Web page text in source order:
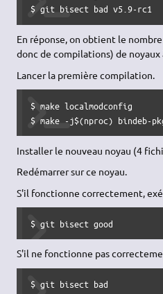
$ git bisect bad v5.9-rc1
En réponse, on obtient le
donc de compilations) de noyaux
Lancer la première compilation.
$ make localmodconfig
$ make -j$(nproc) bindeb-
Installer le nouveau noyau (4
Redémarrer sur ce noyau.
S'il fonctionne correctement,
$ git bisect good
S'il ne fonctionne pas
$ git bisect bad